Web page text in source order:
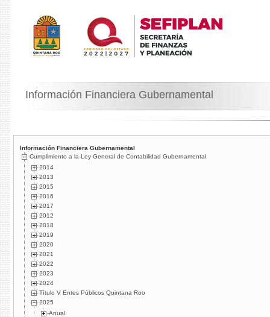
Información Financiera Gubernamental
Información Financiera Gubernamental
Cumplimiento a la Ley General de Contabilidad Gubernamental
2014
2013
2015
2016
2017
2012
2018
2019
2020
2021
2022
2023
2024
Título V Entes Públicos Quintana Roo
2025
Anual